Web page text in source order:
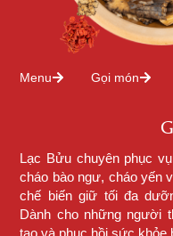
Menu Gọi món
Lạc Bửu chuyên phục
cháo bào ngư, cháo yến
chế biến giữ tối đa
Dành cho những người